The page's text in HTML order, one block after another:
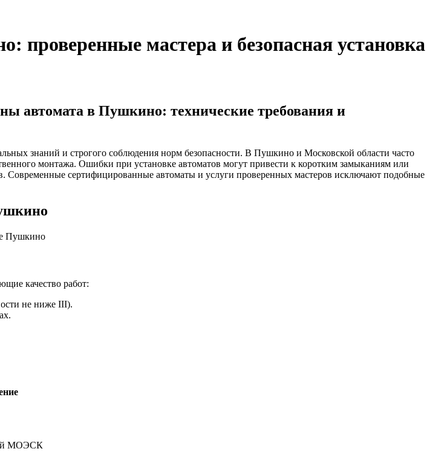
мастера и безопасная установка
автомата в Пушкино: технические требования и
знаний и строгого соблюдения норм безопасности. В Пушкино и Московской области часто
монтажа. Ошибки при установке автоматов могут привести к коротким замыканиям или
Современные сертифицированные автоматы и услуги проверенных мастеров исключают подобные
качество работ:
не ниже III).
МОЭСК